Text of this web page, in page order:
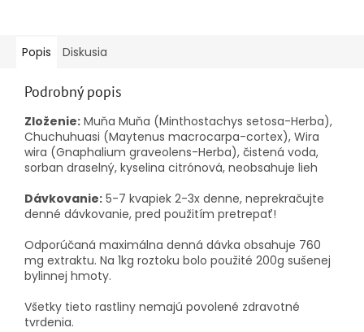
Popis Diskusia
Podrobný popis
Zloženie: Muňa Muňa (Minthostachys setosa-Herba),
Chuchuhuasi (Maytenus macrocarpa-cortex), Wira
wira (Gnaphalium graveolens-Herba), čistená voda,
sorban draselný, kyselina citrónová, neobsahuje lieh
Dávkovanie: 5-7 kvapiek 2-3x denne, neprekračujte
denné dávkovanie, pred použitím pretrepať!
Odporúčaná maximálna denná dávka obsahuje 760
mg extraktu. Na 1kg roztoku bolo použité 200g sušenej
bylinnej hmoty.
Všetky tieto rastliny nemajú povolené zdravotné
tvrdenia.